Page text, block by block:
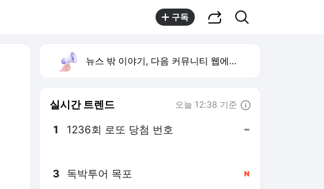
구독
뉴스 밖 이야기, 다음 커뮤니티 웹에서 보기
실시간 트렌드 오늘 12:38 기준
1 1236회 로또 당첨 번호
3 독박투어 목포